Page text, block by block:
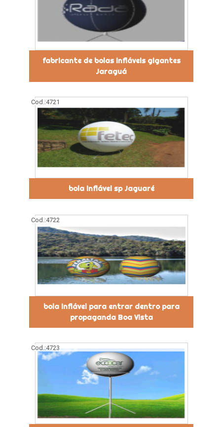
fabricante de bolas infláveis gigantes
Jaraguá
Cod.:4721
bola inflável sp Jaguaré
Cod.:4722
bola inflável para entrar dentro para
propaganda Boa Vista
Cod.:4723